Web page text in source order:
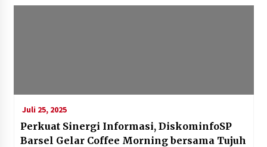
Juli 25, 2025
Perkuat Sinergi Informasi, DiskominfoSP
Barsel Gelar Coffee Morning bersama Tujuh